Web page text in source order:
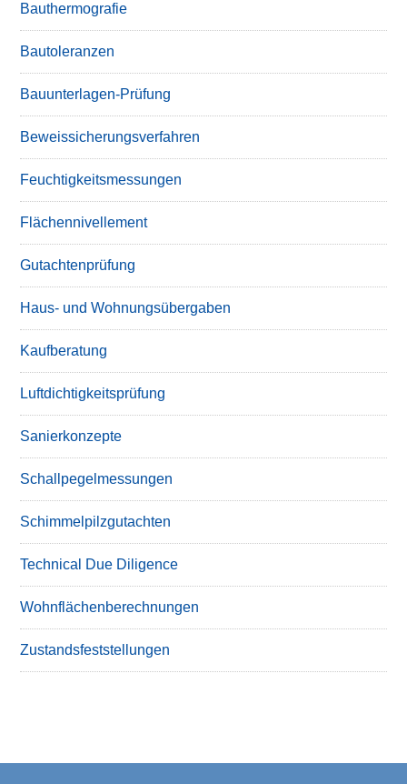
Bauthermografie
Bautoleranzen
Bauunterlagen-Prüfung
Beweissicherungsverfahren
Feuchtigkeitsmessungen
Flächennivellement
Gutachtenprüfung
Haus- und Wohnungsübergaben
Kaufberatung
Luftdichtigkeitsprüfung
Sanierkonzepte
Schallpegelmessungen
Schimmelpilzgutachten
Technical Due Diligence
Wohnflächenberechnungen
Zustandsfeststellungen